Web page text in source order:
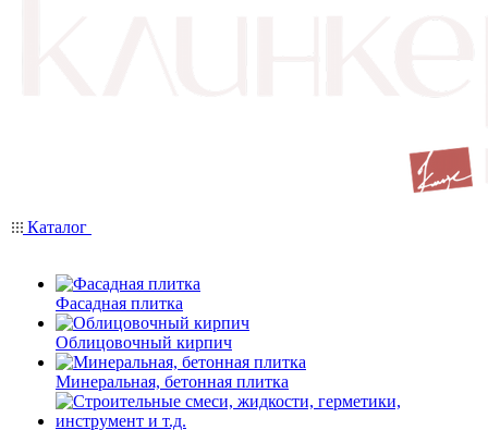
Каталог
Фасадная плитка
Облицовочный кирпич
Минеральная, бетонная плитка